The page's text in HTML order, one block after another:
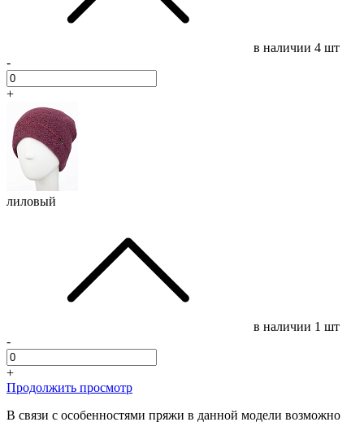
в наличии 4 шт
-
+
лиловый
в наличии 1 шт
-
+
Продолжить просмотр
В связи с особенностями пряжи в данной модели возможно